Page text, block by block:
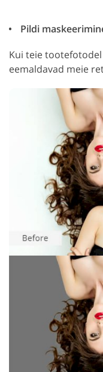
Pildi
Kui teie
eemaldavad meie